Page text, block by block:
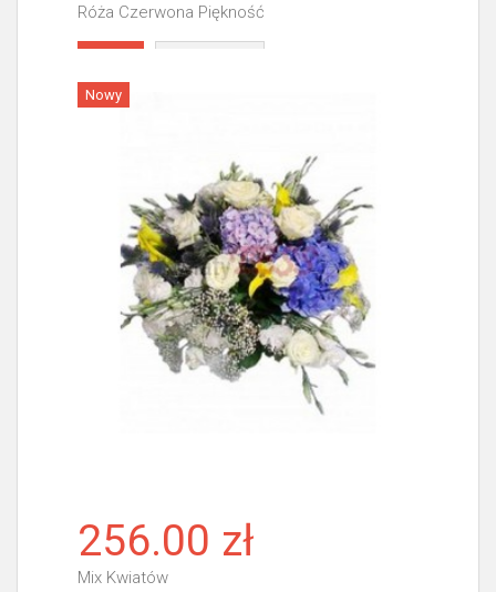
Róża Czerwona Piękność
Nowy
256.00 zł
Mix Kwiatów